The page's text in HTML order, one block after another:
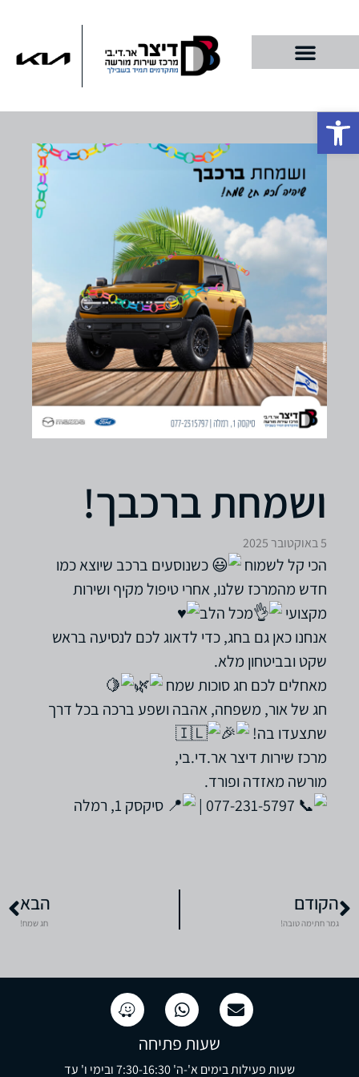
פתח סרגל נגישות
ושמחת ברכבך!
5 באוקטובר 2025
הכי קל לשמוח
כשנוסעים ברכב שיוצא כמו
חדש מהמרכז שלנו, אחרי טיפול מקיף ושירות
מקצועי
מכל הלב
אנחנו כאן גם בחג, כדי לדאוג לכם לנסיעה בראש
שקט ובביטחון מלא.
מאחלים לכם חג סוכות שמח
חג של אור, משפחה, אהבה ושפע ברכה בכל דרך
שתצעדו בה!
מרכז שירות דיצר אר.די.בי,
מורשה מאזדה ופורד.
סיקסק 1, רמלה
הקודם
גמר חתימה טובה!
הבא
חג שמח!
שעות פתיחה
שעות פעילות בימים א'-ה' 7:30-16:30 ובימי ו' עד